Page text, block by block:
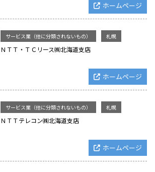
ホームページ
サービス業（他に分類されないもの） 札幌
ＮＴＴ・ＴＣリース㈱北海道支店
ホームページ
サービス業（他に分類されないもの） 札幌
ＮＴＴテレコン㈱北海道支店
ホームページ